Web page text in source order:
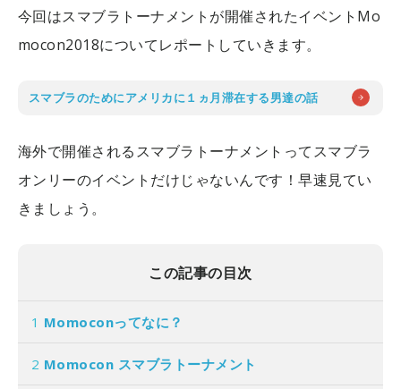
今回はスマブラトーナメントが開催されたイベントMo
mocon2018についてレポートしていきます。
スマブラのためにアメリカに１ヵ月滞在する男達の話
海外で開催されるスマブラトーナメントってスマブラ
オンリーのイベントだけじゃないんです！早速見てい
きましょう。
この記事の目次
1 Momoconってなに？
2 Momocon スマブラトーナメント